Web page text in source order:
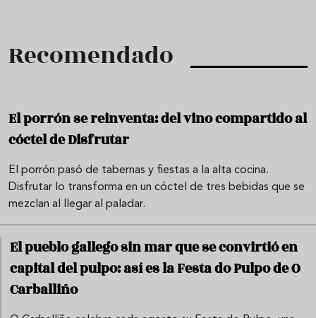
Recomendado
El porrón se reinventa: del vino compartido al
cóctel de Disfrutar
El porrón pasó de tabernas y fiestas a la alta cocina.
Disfrutar lo transforma en un cóctel de tres bebidas que se
mezclan al llegar al paladar.
El pueblo gallego sin mar que se convirtió en
capital del pulpo: así es la Festa do Pulpo de O
Carballiño